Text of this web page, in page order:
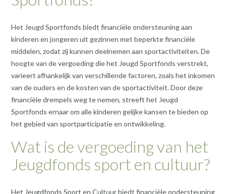
Het Jeugd Sportfonds biedt financiële ondersteuning aan
kinderen en jongeren uit gezinnen met beperkte financiële
middelen, zodat zij kunnen deelnemen aan sportactiviteiten. De
hoogte van de vergoeding die het Jeugd Sportfonds verstrekt,
varieert afhankelijk van verschillende factoren, zoals het inkomen
van de ouders en de kosten van de sportactiviteit. Door deze
financiële drempels weg te nemen, streeft het Jeugd
Sportfonds ernaar om alle kinderen gelijke kansen te bieden op
het gebied van sportparticipatie en ontwikkeling.
Wat is de vergoeding van het
Jeugdfonds sport en cultuur?
Het Jeugdfonds Sport en Cultuur biedt financiële ondersteuning